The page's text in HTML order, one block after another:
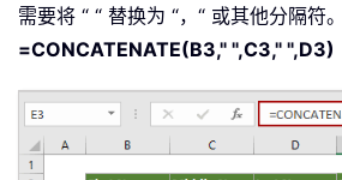
需要将 “ “ 替换为 “，“ 或其他分隔符。
=CONCATENATE(B3," ",C3," ",D3)